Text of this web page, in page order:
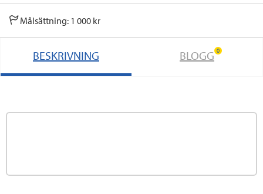
Målsättning: 1 000 kr
BESKRIVNING BLOGG 0